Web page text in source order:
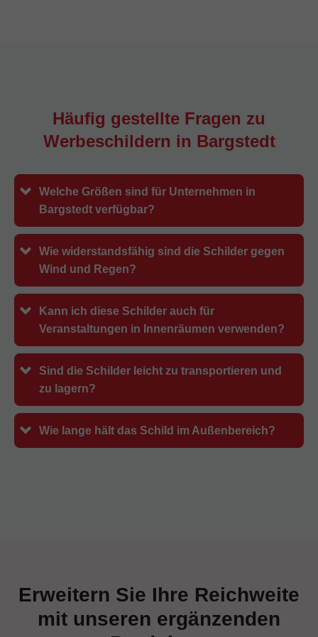
Häufig gestellte Fragen zu
Werbeschildern in Bargstedt
Welche Größen sind für Unternehmen in
Bargstedt verfügbar?
Wie widerstandsfähig sind die Schilder gegen
Wind und Regen?
Kann ich diese Schilder auch für
Veranstaltungen in Innenräumen verwenden?
Sind die Schilder leicht zu transportieren und
zu lagern?
Wie lange hält das Schild im Außenbereich?
Erweitern Sie Ihre Reichweite
mit unseren ergänzenden